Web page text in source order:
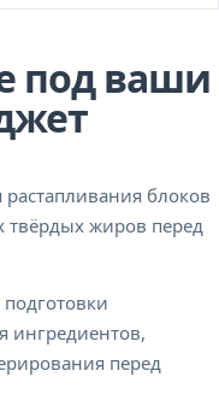
под ваши
блоков
твёрдых жиров перед
ингредиентов,
перед